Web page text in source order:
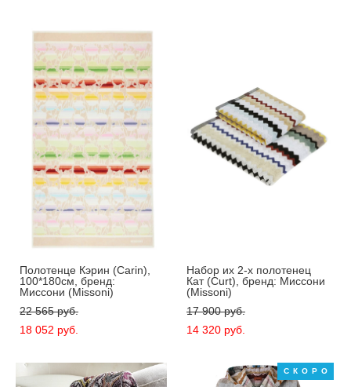
Полотенце Кэрин (Carin),
100*180см, бренд:
Миссони (Missoni)
22 565 pуб.
18 052 pуб.
Набор их 2-х полотенец
Кат (Curt), бренд: Миссони
(Missoni)
17 900 pуб.
14 320 pуб.
СКОРО